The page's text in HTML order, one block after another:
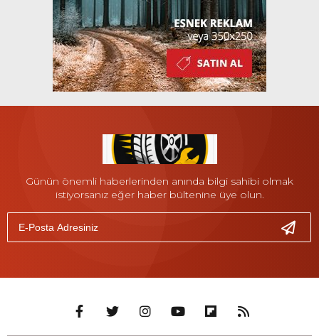
Günün önemli haberlerinden anında bilgi sahibi olmak
istiyorsanız eğer haber bültenine üye olun.